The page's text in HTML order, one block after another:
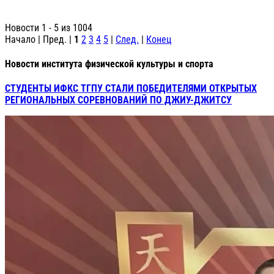
Новости 1 - 5 из 1004
Начало | Пред. | 1 2 3 4 5 | След. | Конец
Новости института физической культуры и спорта
СТУДЕНТЫ ИФКС ТГПУ СТАЛИ ПОБЕДИТЕЛЯМИ ОТКРЫТЫХ
РЕГИОНАЛЬНЫХ СОРЕВНОВАНИЙ ПО ДЖИУ-ДЖИТСУ